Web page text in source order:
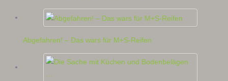
Abgefahren! – Das wars für M+S-Reifen